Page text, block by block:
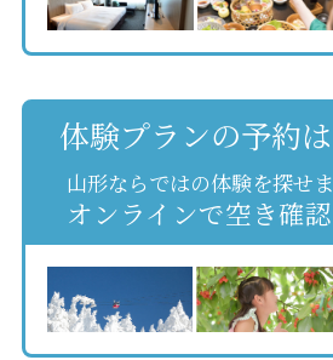
体験プランの予約
山形ならではの体験を探せ
オンラインで空き確